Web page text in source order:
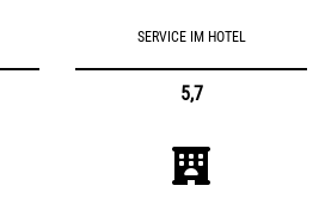
SERVICE IM HOTEL
5,7